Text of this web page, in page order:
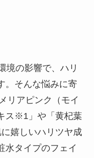
境の影響で、ハリ
。そんな悩みに寄
リアピンク（モイ
ス※1」や「黄杞葉
嬉しいハリツヤ成
水タイプのフェイ